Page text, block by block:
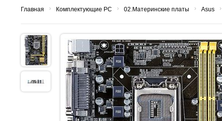
Главная › Комплектующие PC › 02.Материнские платы › Asus ›